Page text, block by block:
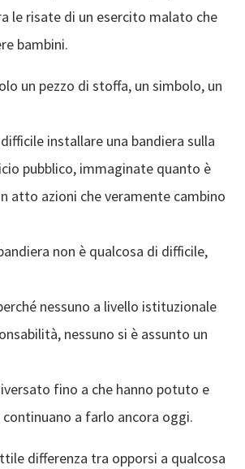
le risate di un esercito malato che
bambini.
un pezzo di stoffa, un simbolo, un
installare una bandiera sulla
pubblico, immaginate quanto è
atto azioni che veramente cambino
non è qualcosa di difficile,
nessuno a livello istituzionale
nessuno si è assunto un
fino a che hanno potuto e
a farlo ancora oggi.
differenza tra opporsi a qualcosa